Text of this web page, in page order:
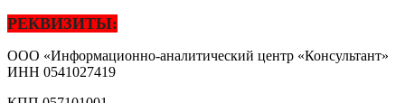
РЕКВИЗИТЫ:
ООО «Информационно-аналитический центр «Консультант»
ИНН 0541027419